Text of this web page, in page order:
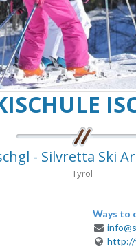
- Silvretta Ski
Tyrol
Ways to
http://